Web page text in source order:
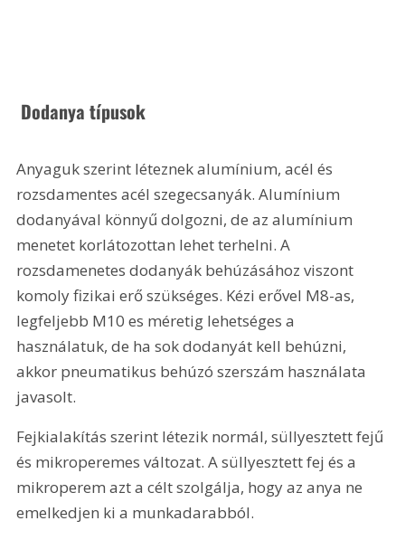
Dodanya típusok
Anyaguk szerint léteznek alumínium, acél és
rozsdamentes acél szegecsanyák. Alumínium
dodanyával könnyű dolgozni, de az alumínium
menetet korlátozottan lehet terhelni. A
rozsdamenetes dodanyák behúzásához viszont
komoly fizikai erő szükséges. Kézi erővel M8-as,
legfeljebb M10 es méretig lehetséges a
használatuk, de ha sok dodanyát kell behúzni,
akkor pneumatikus behúzó szerszám használata
javasolt.
Fejkialakítás szerint létezik normál, süllyesztett fejű
és mikroperemes változat. A süllyesztett fej és a
mikroperem azt a célt szolgálja, hogy az anya ne
emelkedjen ki a munkadarabból.